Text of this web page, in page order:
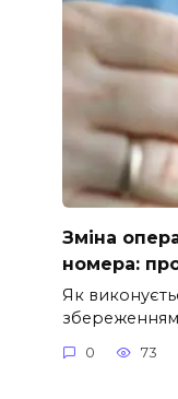
Зміна
номера:
Як
0 73